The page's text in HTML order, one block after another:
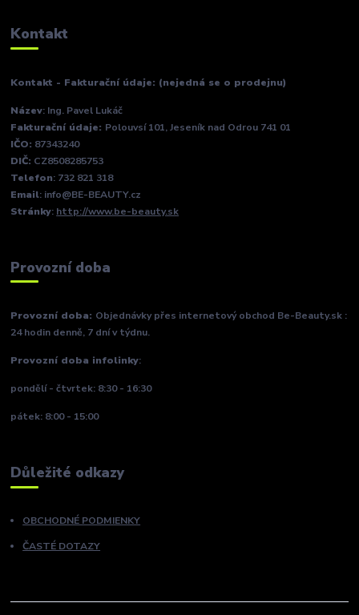
Kontakt
Kontakt - Fakturační údaje: (nejedná se o prodejnu)
Název: Ing. Pavel Lukáč
Fakturační údaje: Polouvsí 101, Jeseník nad Odrou 741 01
IČO: 87343240
DIČ: CZ8508285753
Telefon: 732 821 318
Email: info@BE-BEAUTY.cz
Stránky: http://www.be-beauty.sk
Provozní doba
Provozní doba: Objednávky přes internetový obchod Be-Beauty.sk :
24 hodin denně, 7 dní v týdnu.
Provozní doba infolinky:
pondělí - čtvrtek: 8:30 - 16:30
pátek: 8:00 - 15:00
Důležité odkazy
OBCHODNÉ PODMIENKY
ČASTÉ DOTAZY